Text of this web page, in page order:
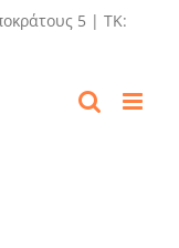
5 | ΤΚ: